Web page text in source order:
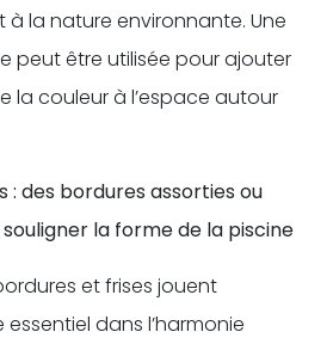
la nature environnante. Une
peut être utilisée pour ajouter
la couleur à l’espace autour
: des bordures assorties ou
la forme de la piscine
et frises jouent
dans l’harmonie